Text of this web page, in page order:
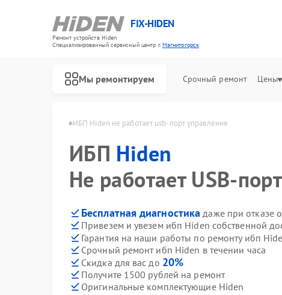
FIX-HIDEN
Ремонт устройств Hiden
Специализированный cервисный центр г.Магнитогорск
Мы ремонтируем Срочный ремонт Цены
ИБП Hiden не работает usb-порт управления
ИБП Hiden
Не работает USB-
Бесплатная диагностика даже при отказе
Привезем и увезем ибп Hiden собственной
Гарантия на наши работы по ремонту ибп
Срочный ремонт ибп Hiden в течении часа
Скидка для вас до 20%
Получите 1500 рублей на ремонт
Оригинальные комплектующие Hiden